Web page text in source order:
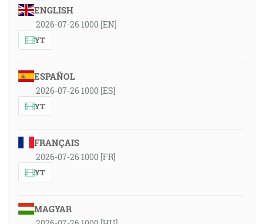
ENGLISH
2026-07-26 1000 [EN]
YT
ESPAÑOL
2026-07-26 1000 [ES]
YT
FRANÇAIS
2026-07-26 1000 [FR]
YT
MAGYAR